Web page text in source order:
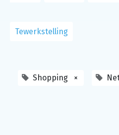
Tewerkstelling
Shopping ×